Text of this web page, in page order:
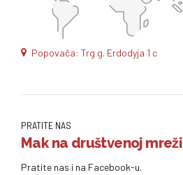
Popovača: Trg g. Erdodyja 1 c
PRATITE NAS
Mak na društvenoj mreži
Pratite nas i na Facebook-u.